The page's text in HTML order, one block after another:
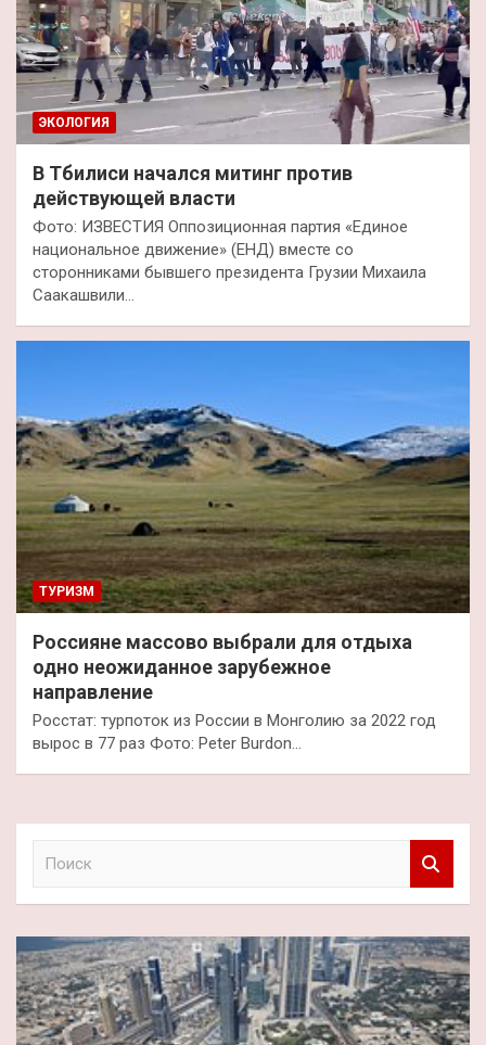
ЭКОЛОГИЯ
В Тбилиси начался митинг против
действующей власти
Фото: ИЗВЕСТИЯ Оппозиционная партия «Единое
национальное движение» (ЕНД) вместе со
сторонниками бывшего президента Грузии Михаила
Саакашвили…
ТУРИЗМ
Россияне массово выбрали для отдыха
одно неожиданное зарубежное
направление
Росстат: турпоток из России в Монголию за 2022 год
вырос в 77 раз Фото: Peter Burdon…
к